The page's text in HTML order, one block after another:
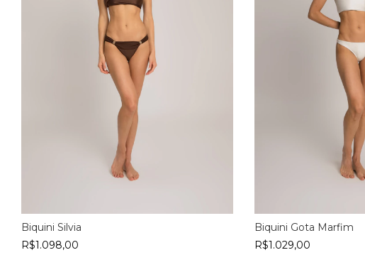
Biquini Silvia
R$1.098,00
Biquini Gota Marfim
R$1.029,00